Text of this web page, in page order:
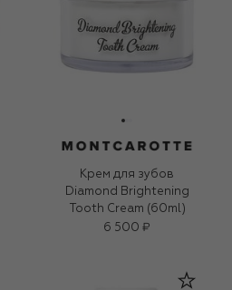
Крем для зубов
Diamond Brightening
Tooth Cream (60ml)
6 500 ₽